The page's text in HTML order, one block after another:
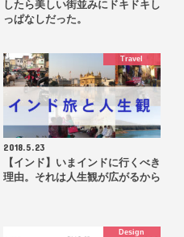
したら美しい街並みにドキドキし
っぱなしだった。
Travel
2018.5.23
【インド】いまインドに行くべき
理由。それは人生観が広がるから
Design